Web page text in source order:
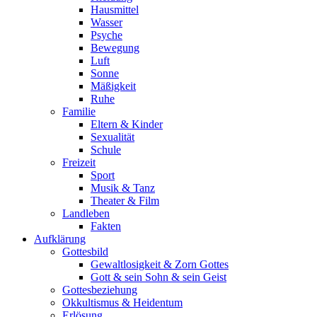
Hausmittel
Wasser
Psyche
Bewegung
Luft
Sonne
Mäßigkeit
Ruhe
Familie
Eltern & Kinder
Sexualität
Schule
Freizeit
Sport
Musik & Tanz
Theater & Film
Landleben
Fakten
Aufklärung
Gottesbild
Gewaltlosigkeit & Zorn Gottes
Gott & sein Sohn & sein Geist
Gottesbeziehung
Okkultismus & Heidentum